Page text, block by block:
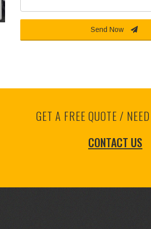
Send Now
GET A FREE QUOTE /
CONTACT US